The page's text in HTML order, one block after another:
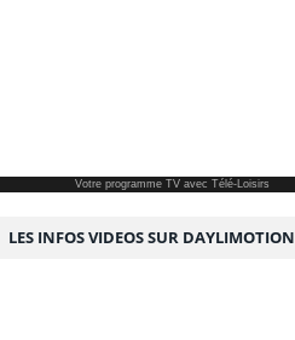
Votre programme TVavec Télé-Loisirs
LES INFOS VIDEOS SUR DAYLIMOTION